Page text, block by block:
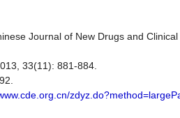
Journal of New Drugs and
33(11): 881-884.